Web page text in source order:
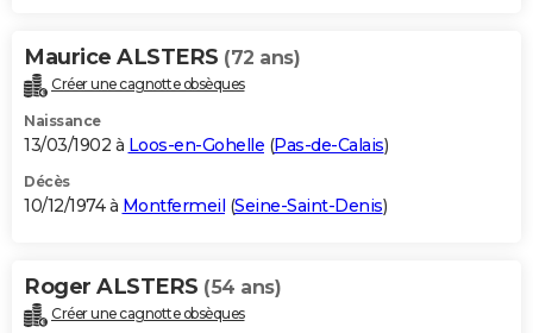
Maurice ALSTERS (72 ans)
Créer une cagnotte obsèques
Naissance
13/03/1902 à Loos-en-Gohelle (Pas-de-Calais)
Décès
10/12/1974 à Montfermeil (Seine-Saint-Denis)
Roger ALSTERS (54 ans)
Créer une cagnotte obsèques